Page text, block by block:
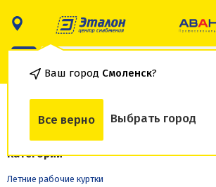
Ваш город Смоленск?
Все верно Выбрать город
Летние рабочие брюки
Категории
Летние рабочие куртки